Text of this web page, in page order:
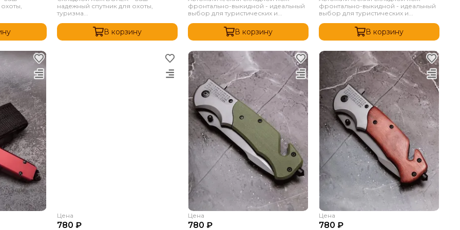
надежный спутник для охоты,
туризма...
В корзину
фронтально-выкидной - идеальный
выбор для туристических и...
В корзину
фронтально-выкидной - идеальный
выбор для туристических и...
В корзину
Цена
780 ₽
Цена
780 ₽
Цена
780 ₽